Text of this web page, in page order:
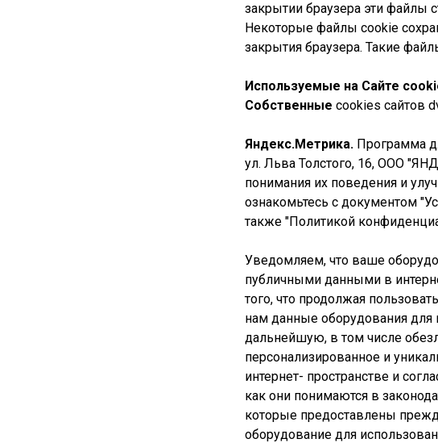
закрытии браузера эти файлы
Некоторые файлы cookie
закрытия браузера. Такие
Используемые на Сайте
Собственные cookies сайтов
Яндекс.Метрика. Программа
ул. Льва Толстого, 16, ООО
понимания их поведения и
ознакомьтесь с документом
также "Политикой
Уведомляем, что ваше
публичными данными в
того, что продолжая
нам данные оборудования для
дальнейшую, в том числе
персонализированное и
интернет- пространстве и
как они понимаются в
которые предоставлены
оборудование для